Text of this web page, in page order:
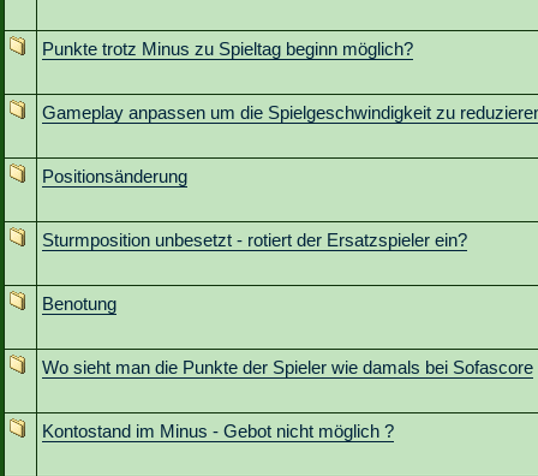
Punkte trotz Minus zu Spieltag beginn möglich?
Gameplay anpassen um die Spielgeschwindigkeit zu
Positionsänderung
Sturmposition unbesetzt - rotiert der Ersatzspieler ein?
Benotung
Wo sieht man die Punkte der Spieler wie damals bei Sofascore
Kontostand im Minus - Gebot nicht möglich ?